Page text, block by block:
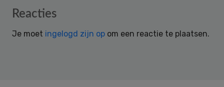
Reader
Reacties
Je moet ingelogd zijn op om een reactie te plaatsen.